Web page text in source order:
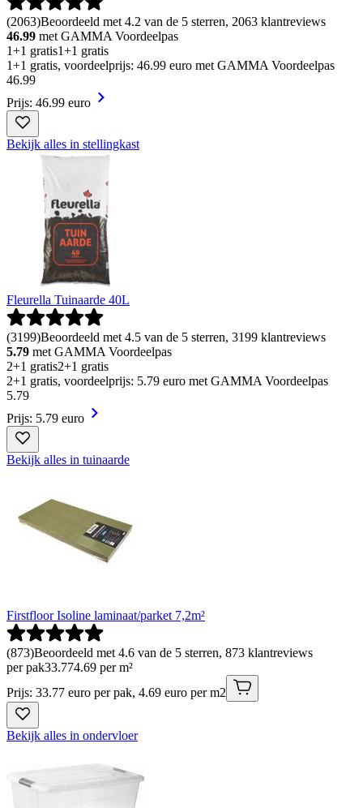
(2063)Beoordeeld met 4.2 van de 5 sterren, 2063 klantreviews
46.99 met GAMMA Voordeelpas
1+1 gratis1+1 gratis
1+1 gratis, voordeelprijs: 46.99 euro met GAMMA Voordeelpas
46.99
Prijs: 46.99 euro
Bekijk alles in stellingkast
Fleurella Tuinaarde 40L
(3199)Beoordeeld met 4.5 van de 5 sterren, 3199 klantreviews
5.79 met GAMMA Voordeelpas
2+1 gratis2+1 gratis
2+1 gratis, voordeelprijs: 5.79 euro met GAMMA Voordeelpas
5.79
Prijs: 5.79 euro
Bekijk alles in tuinaarde
Firstfloor Isoline laminaat/parket 7,2m²
(873)Beoordeeld met 4.6 van de 5 sterren, 873 klantreviews
per pak33.774.69 per m²
Prijs: 33.77 euro per pak, 4.69 euro per m2
Bekijk alles in ondervloer